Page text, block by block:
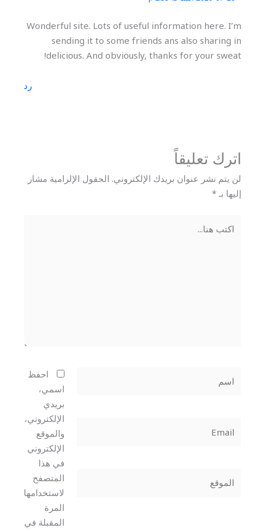
Wonderful site. Lots of useful information here. I’m
sending it to some friends ans also sharing in
delicious. And obviously, thanks for your sweat!
رد
اترك تعليقاً
لن يتم نشر عنوان بريدك الإلكتروني. الحقول الإلزامية مشار
إليها بـ*
هنا...
احفظ
اسمي،
بريدي
الإلكتروني،
والموقع
الإلكتروني
في هذا
المتصفح
لاستخدامها
المرة
المقبلة في